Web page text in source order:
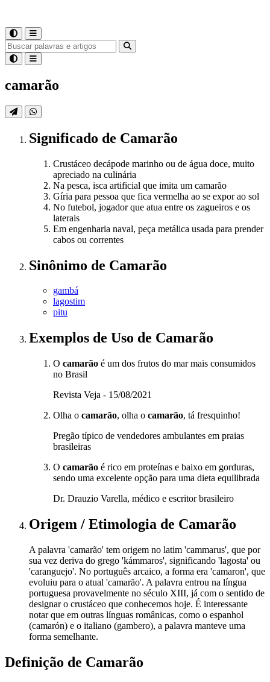
camarão
Significado de Camarão
Crustáceo decápode marinho ou de água doce, muito
apreciado na culinária
Na pesca, isca artificial que imita um camarão
Gíria para pessoa que fica vermelha ao se expor ao sol
No futebol, jogador que atua entre os zagueiros e os
laterais
Em engenharia naval, peça metálica usada para prender
cabos ou correntes
Sinônimo de Camarão
gambá
lagostim
pitu
Exemplos de Uso de Camarão
O camarão é um dos frutos do mar mais consumidos
no Brasil
Revista Veja - 15/08/2021
Olha o camarão, olha o camarão, tá fresquinho!
Pregão típico de vendedores ambulantes em praias
brasileiras
O camarão é rico em proteínas e baixo em gorduras,
sendo uma excelente opção para uma dieta equilibrada
Dr. Drauzio Varella, médico e escritor brasileiro
Origem / Etimologia de Camarão
A palavra 'camarão' tem origem no latim 'cammarus', que por
sua vez deriva do grego 'kámmaros', significando 'lagosta' ou
'caranguejo'. No português arcaico, a forma era 'camaron', que
evoluiu para o atual 'camarão'. A palavra entrou na língua
portuguesa provavelmente no século XIII, já com o sentido de
designar o crustáceo que conhecemos hoje. É interessante
notar que em outras línguas românicas, como o espanhol
(camarón) e o italiano (gambero), a palavra manteve uma
forma semelhante.
Definição de Camarão